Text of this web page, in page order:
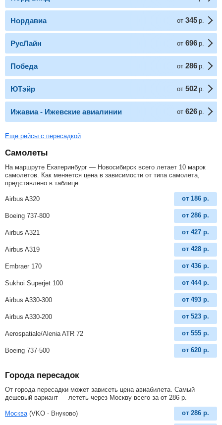
Нордавиа от 345 р.
РусЛайн от 696 р.
Победа от 286 р.
ЮТэйр от 502 р.
Ижавиа - Ижевские авиалинии от 626 р.
Еще рейсы с пересадкой
Самолеты
На маршруте Екатеринбург — Новосибирск всего летает 10 марок
самолетов. Как меняется цена в зависимости от типа самолета,
представлено в таблице.
Airbus A320 от 186 р.
Boeing 737-800 от 286 р.
Airbus A321 от 427 р.
Airbus A319 от 428 р.
Embraer 170 от 436 р.
Sukhoi Superjet 100 от 444 р.
Airbus A330-300 от 493 р.
Airbus A330-200 от 523 р.
Aerospatiale/Alenia ATR 72 от 555 р.
Boeing 737-500 от 620 р.
Города пересадок
От города пересадки может зависеть цена авиабилета. Самый
дешевый вариант — лететь через Москву всего за от 286 р
Москва (VKO - Внуково) от 286 р.